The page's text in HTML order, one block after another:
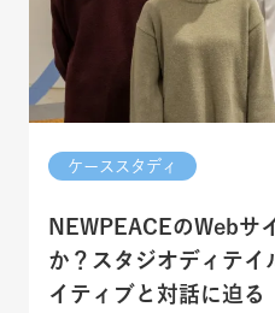
ケーススタディ
NEWPEACEのWebサ
か？スタジオディテイ
イティブと対話に迫る